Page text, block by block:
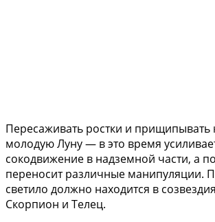
Пересаживать ростки и
молодую Луну — в это время
сокодвижение в надземной части, а
переносит различные манипуляции.
светило должно находится в
Скорпион и Телец.